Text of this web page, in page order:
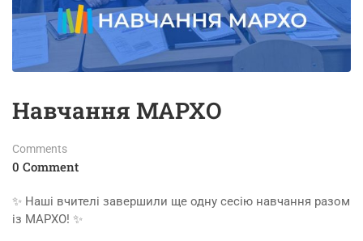
Навчання МАРХО
Comments
0 Comment
✨ Наші вчителі завершили ще одну сесію навчання разом
із МАРХО! ✨